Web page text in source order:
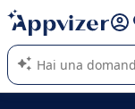
righe con
shift +
L'IA di Appvizer vi
software SaaS per la